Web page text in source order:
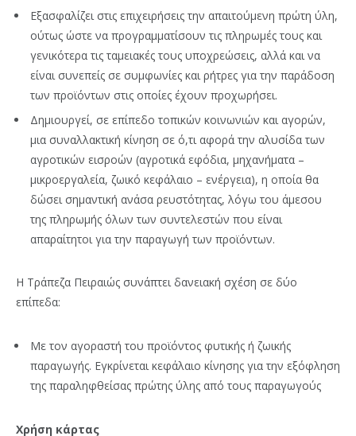
Εξασφαλίζει στις επιχειρήσεις την απαιτούμενη πρώτη ύλη,
ούτως ώστε να προγραμματίσουν τις πληρωμές τους και
γενικότερα τις ταμειακές τους υποχρεώσεις, αλλά και να
είναι συνεπείς σε συμφωνίες και ρήτρες για την παράδοση
των προϊόντων στις οποίες έχουν προχωρήσει.
Δημιουργεί, σε επίπεδο τοπικών κοινωνιών και αγορών,
μια συναλλακτική κίνηση σε ό,τι αφορά την αλυσίδα των
αγροτικών εισροών (αγροτικά εφόδια, μηχανήματα –
μικροεργαλεία, ζωικό κεφάλαιο – ενέργεια), η οποία θα
δώσει σημαντική ανάσα ρευστότητας, λόγω του άμεσου
της πληρωμής όλων των συντελεστών που είναι
απαραίτητοι για την παραγωγή των προϊόντων.
Η Τράπεζα Πειραιώς συνάπτει δανειακή σχέση σε δύο
επίπεδα:
Με τον αγοραστή του προϊόντος φυτικής ή ζωικής
παραγωγής. Εγκρίνεται κεφάλαιο κίνησης για την εξόφληση
της παραληφθείσας πρώτης ύλης από τους παραγωγούς
Χρήση κάρτας